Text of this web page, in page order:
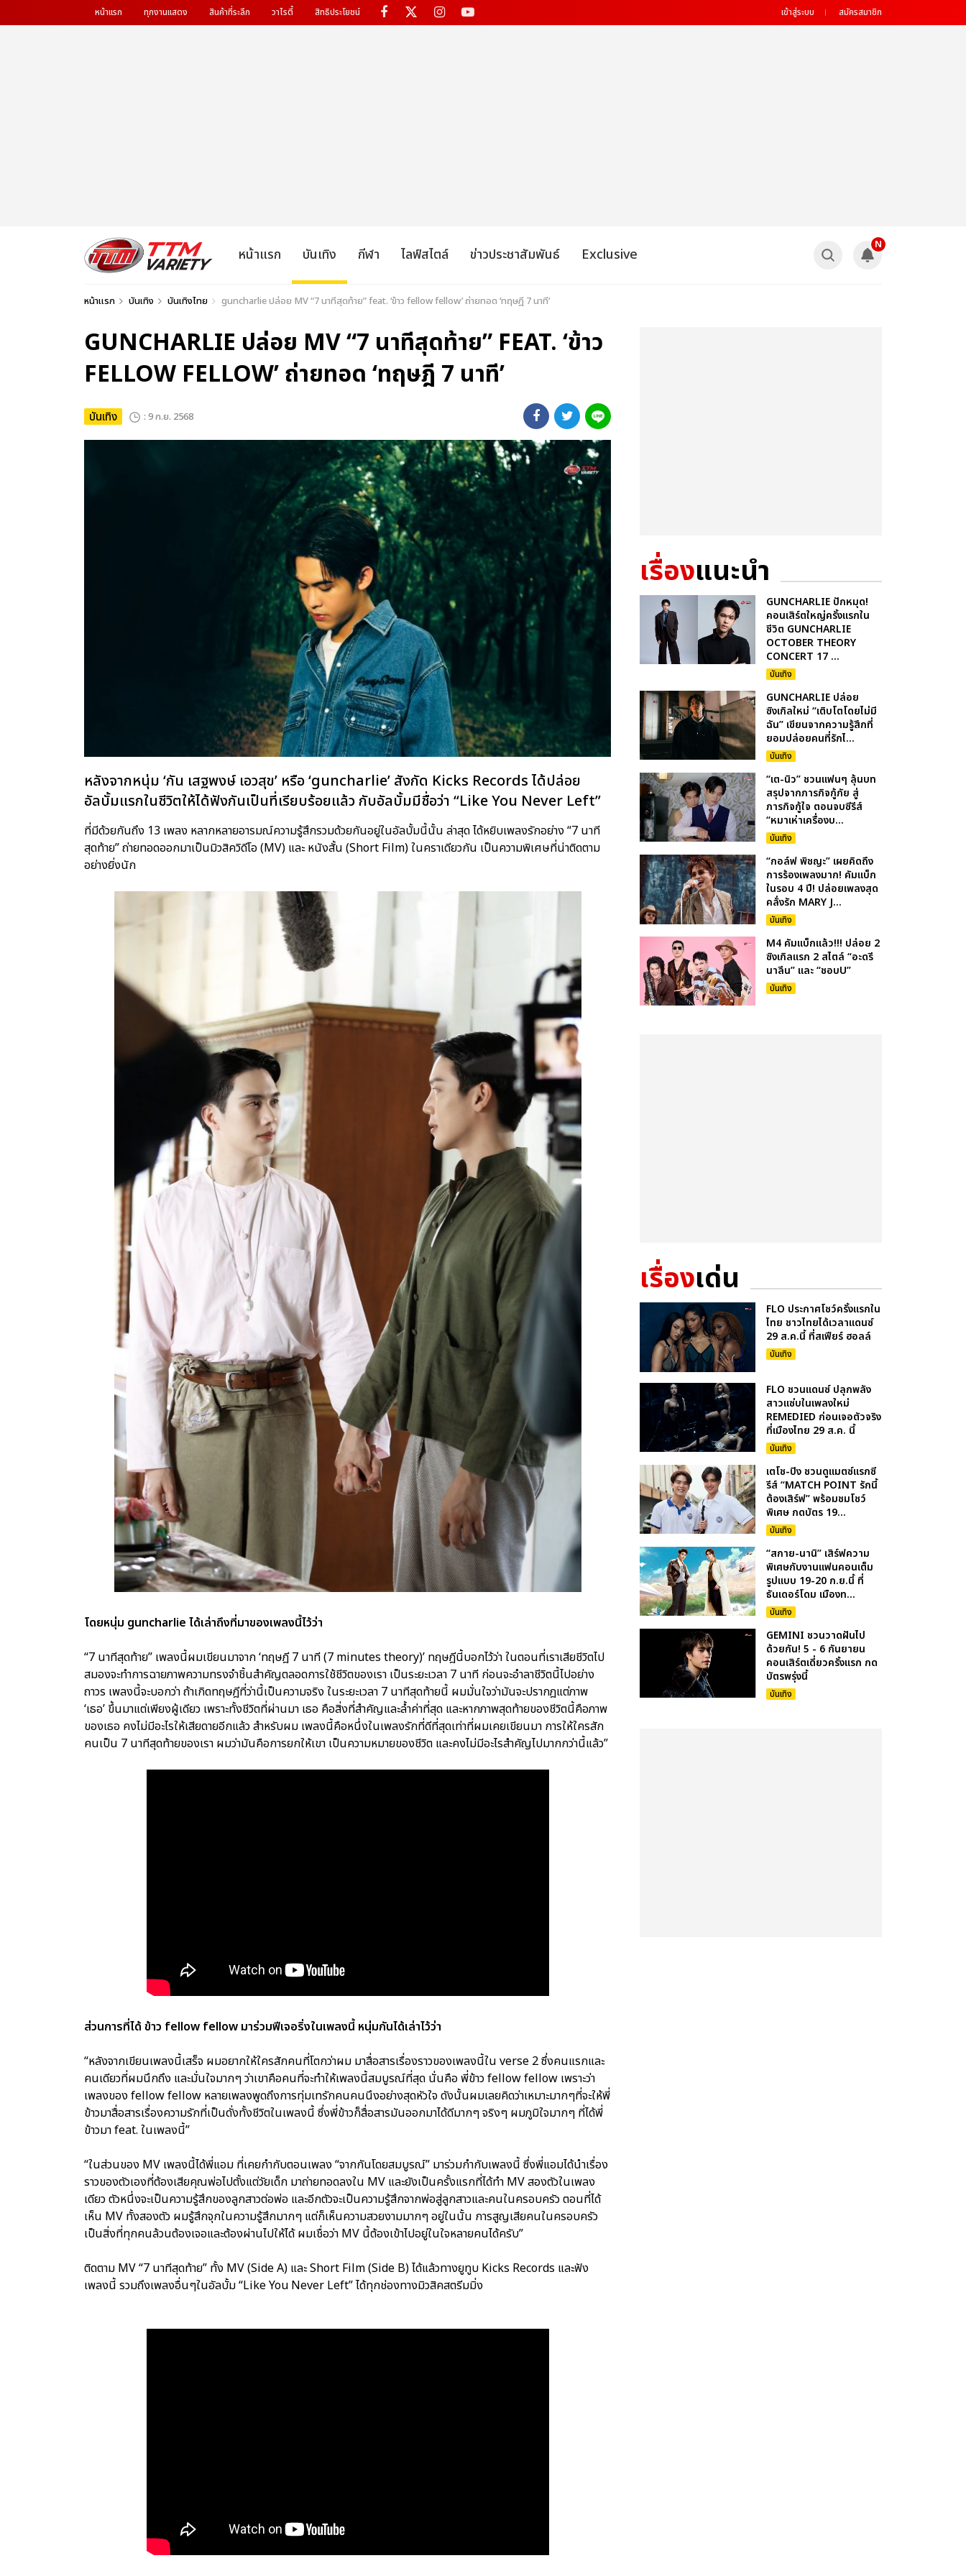
หน้าแรก ทุกงานแสดง สินค้าที่ระลึก วาไรตี้ สิทธิประโยชน์ เข้าสู่ระบบ สมัครสมาชิก
หน้าแรก บันเทิง กีฬา ไลฟ์สไตล์ ข่าวประชาสัมพันธ์ Exclusive
N
หน้าแรก บันเทิง บันเทิงไทย guncharlie ปล่อย MV “7 นาทีสุดท้าย” feat. ‘ข้าว fellow fellow’ ถ่ายทอด ‘ทฤษฎี 7 นาที’
GUNCHARLIE ปล่อย MV “7 นาทีสุดท้าย” FEAT. ‘ข้าว
FELLOW FELLOW’ ถ่ายทอด ‘ทฤษฎี 7 นาที’
บันเทิง : 9 ก.ย. 2568
หลังจากหนุ่ม ‘กัน เสฐพงษ์ เอวสุข’ หรือ ‘guncharlie’ สังกัด Kicks Records ได้ปล่อย
อัลบั้มแรกในชีวิตให้ได้ฟังกันเป็นที่เรียบร้อยแล้ว กับอัลบั้มมีชื่อว่า “Like You Never Left”
ที่มีด้วยกันถึง 13 เพลง หลากหลายอารมณ์ความรู้สึกรวมด้วยกันอยู่ในอัลบั้มนี้นั้น ล่าสุด ได้หยิบเพลงรักอย่าง “7 นาที
สุดท้าย” ถ่ายทอดออกมาเป็นมิวสิควิดีโอ (MV) และ หนังสั้น (Short Film) ในคราเดียวกัน เป็นความพิเศษที่น่าติดตาม
อย่างยิ่งนัก
โดยหนุ่ม guncharlie ได้เล่าถึงที่มาของเพลงนี้ไว้ว่า
“7 นาทีสุดท้าย” เพลงนี้ผมเขียนมาจาก ‘ทฤษฎี 7 นาที (7 minutes theory)’ ทฤษฎีนี้บอกไว้ว่า ในตอนที่เราเสียชีวิตไป
สมองจะทำการฉายภาพความทรงจำชิ้นสำคัญตลอดการใช้ชีวิตของเรา เป็นระยะเวลา 7 นาที ก่อนจะอำลาชีวิตนี้ไปอย่าง
ถาวร เพลงนี้จะบอกว่า ถ้าเกิดทฤษฎีที่ว่านี้เป็นความจริง ในระยะเวลา 7 นาทีสุดท้ายนี้ ผมมั่นใจว่ามันจะปรากฎแต่ภาพ
‘เธอ’ ขึ้นมาแต่เพียงผู้เดียว เพราะทั้งชีวิตที่ผ่านมา เธอ คือสิ่งที่สำคัญและล้ำค่าที่สุด และหากภาพสุดท้ายของชีวิตนี้คือภาพ
ของเธอ คงไม่มีอะไรให้เสียดายอีกแล้ว สำหรับผม เพลงนี้คือหนึ่งในเพลงรักที่ดีที่สุดเท่าที่ผมเคยเขียนมา การให้ใครสัก
คนเป็น 7 นาทีสุดท้ายของเรา ผมว่ามันคือการยกให้เขา เป็นความหมายของชีวิต และคงไม่มีอะไรสำคัญไปมากกว่านี้แล้ว”
ส่วนการที่ได้ ข้าว fellow fellow มาร่วมฟีเจอริ่งในเพลงนี้ หนุ่มกันได้เล่าไว้ว่า
“หลังจากเขียนเพลงนี้เสร็จ ผมอยากให้ใครสักคนที่โตกว่าผม มาสื่อสารเรื่องราวของเพลงนี้ใน verse 2 ซึ่งคนแรกและ
คนเดียวที่ผมนึกถึง และมั่นใจมากๆ ว่าเขาคือคนที่จะทำให้เพลงนี้สมบูรณ์ที่สุด นั่นคือ พี่ข้าว fellow fellow เพราะว่า
เพลงของ fellow fellow หลายเพลงพูดถึงการทุ่มเทรักคนคนนึงอย่างสุดหัวใจ ดังนั้นผมเลยคิดว่าเหมาะมากๆที่จะให้พี่
ข้าวมาสื่อสารเรื่องความรักที่เป็นดั่งทั้งชีวิตในเพลงนี้ ซึ่งพี่ข้าวก็สื่อสารมันออกมาได้ดีมากๆ จริงๆ ผมภูมิใจมากๆ ที่ได้พี่
ข้าวมา feat. ในเพลงนี้”
“ในส่วนของ MV เพลงนี้ได้พี่แอม ที่เคยกำกับตอนเพลง “จากกันโดยสมบูรณ์” มาร่วมกำกับเพลงนี้ ซึ่งพี่แอมได้นำเรื่อง
ราวของตัวเองที่ต้องเสียคุณพ่อไปตั้งแต่วัยเด็ก มาถ่ายทอดลงใน MV และยังเป็นครั้งแรกที่ได้ทำ MV สองตัวในเพลง
เดียว ตัวหนึ่งจะเป็นความรู้สึกของลูกสาวต่อพ่อ และอีกตัวจะเป็นความรู้สึกจากพ่อสู่ลูกสาวและคนในครอบครัว ตอนที่ได้
เห็น MV ทั้งสองตัว ผมรู้สึกจุกในความรู้สึกมากๆ แต่ก็เห็นความสวยงามมากๆ อยู่ในนั้น การสูญเสียคนในครอบครัว
เป็นสิ่งที่ทุกคนล้วนต้องเจอและต้องผ่านไปให้ได้ ผมเชื่อว่า MV นี้ต้องเข้าไปอยู่ในใจหลายคนได้ครับ”
ติดตาม MV “7 นาทีสุดท้าย” ทั้ง MV (Side A) และ Short Film (Side B) ได้แล้วทางยูทูบ Kicks Records และฟัง
เพลงนี้ รวมถึงเพลงอื่นๆในอัลบั้ม “Like You Never Left” ได้ทุกช่องทางมิวสิคสตรีมมิ่ง
เรื่องแนะนำ
GUNCHARLIE ปักหมุด!
คอนเสิร์ตใหญ่ครั้งแรกใน
ชีวิต GUNCHARLIE
OCTOBER THEORY
CONCERT 17 ...
บันเทิง
GUNCHARLIE ปล่อย
ซิงเกิลใหม่ “เติบโตโดยไม่มี
ฉัน” เขียนจากความรู้สึกที่
ยอมปล่อยคนที่รักไ...
บันเทิง
“เต-นิว” ชวนแฟนๆ ลุ้นบท
สรุปจากภารกิจกู้ภัย สู่
ภารกิจกู้ใจ ตอนจบซีรีส์
“หมาเห่าเครื่องบ...
บันเทิง
“กอล์ฟ พิชญะ” เผยคิดถึง
การร้องเพลงมาก! คัมแบ็ก
ในรอบ 4 ปี! ปล่อยเพลงสุด
คลั่งรัก MARY J...
บันเทิง
M4 คัมแบ็กแล้ว!!! ปล่อย 2
ซิงเกิลแรก 2 สไตล์ “อะดรี
นาลีน” และ “ชอบU”
บันเทิง
เรื่องเด่น
FLO ประกาศโชว์ครั้งแรกใน
ไทย ชาวไทยได้เวลาแดนซ์
29 ส.ค.นี้ ที่สเฟียร์ ฮอลล์
บันเทิง
FLO ชวนแดนซ์ ปลุกพลัง
สาวแซ่บในเพลงใหม่
REMEDIED ก่อนเจอตัวจริง
ที่เมืองไทย 29 ส.ค. นี้
บันเทิง
เตโช-ปิง ชวนดูแมตซ์แรกซี
รีส์ “MATCH POINT รักนี้
ต้องเสิร์ฟ” พร้อมชมโชว์
พิเศษ กดบัตร 19...
บันเทิง
“สกาย-นานิ” เสิร์ฟความ
พิเศษกับงานแฟนคอนเต็ม
รูปแบบ 19-20 ก.ย.นี้ ที่
ธันเดอร์โดม เมืองท...
บันเทิง
GEMINI ชวนวาดฝันไป
ด้วยกัน! 5 - 6 กันยายน
คอนเสิร์ตเดี่ยวครั้งแรก กด
บัตรพรุ่งนี้
บันเทิง